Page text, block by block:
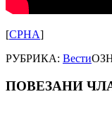
[СРНА]
РУБРИКА: Вести
ПОВЕЗАНИ